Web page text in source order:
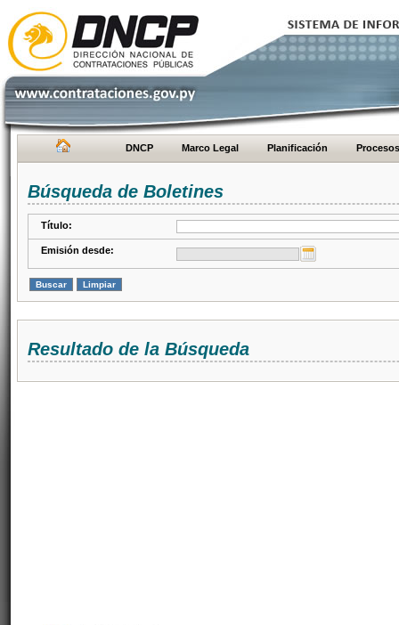
DNCP Marco Legal Planificación Procesos
Búsqueda de Boletines
Título:
Emisión desde:
Resultado de la Búsqueda